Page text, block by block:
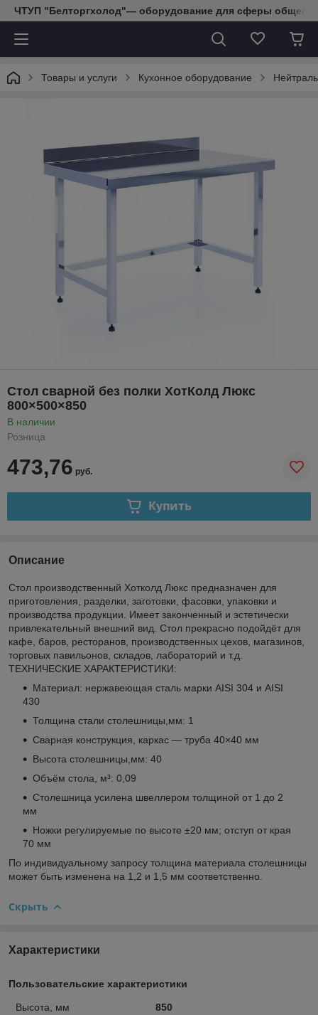
ЧТУП "Белторгхолод"— оборудование для сферы
Товары и услуги Кухонное оборудование
Стол сварной без полки ХотКолд Люкс
800×500×850
В наличии
Розница
473,76 руб.
Купить
Описание
Стол производственный Хотколд Люкс предназначен для
приготовления, разделки, заготовки, фасовки, упаковки и
производства продукции. Имеет законченный и эстетически
привлекательный внешний вид. Стол прекрасно подойдёт для
кафе, баров, ресторанов, производственных цехов, магазинов,
торговых павильонов, складов, лабораторий и т.д.
ТЕХНИЧЕСКИЕ ХАРАКТЕРИСТИКИ:
Материал: нержавеющая сталь марки AISI 304 и AISI
430
Толщина стали столешницы,мм: 1
Сварная конструкция, каркас — труба 40×40 мм
Высота столешницы,мм: 40
Объём стола, м³: 0,09
Столешница усилена швеллером толщиной от 1 до 2
мм
Ножки регулируемые по высоте ±20 мм; отступ от края
70 мм
По индивидуальному запросу толщина материала столешницы
может быть изменена на 1,2 и 1,5 мм соответственно.
Скрыть
Характеристики
Пользовательские характеристики
Высота, мм
850